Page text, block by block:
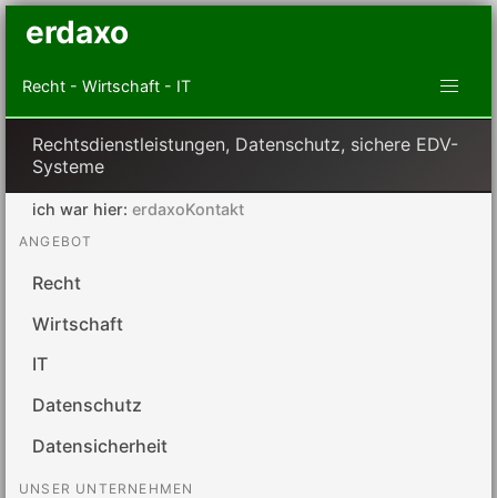
erdaxo
Recht - Wirtschaft - IT
Rechtsdienstleistungen, Datenschutz, sichere EDV-
Systeme
ich war hier: erdaxoKontakt
ANGEBOT
Recht
Wirtschaft
IT
Datenschutz
Datensicherheit
UNSER UNTERNEHMEN